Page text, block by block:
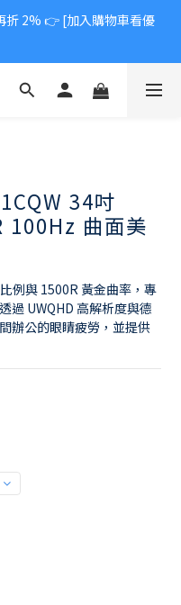
折 2% 👉 [加入購物車看優
34吋
100Hz 曲面美
例與 1500R 黃金曲率，專
過 UWQHD 高解析度與德
辦公的眼睛疲勞，並提供